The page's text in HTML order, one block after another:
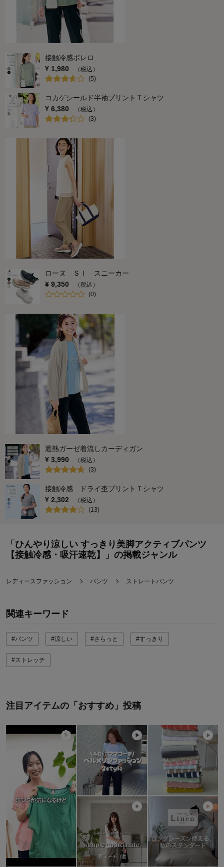
接触冷感ボレロ
¥ 1,980
（税込）
(5)
コカゲシールド半袖プリントＴシャツ
¥ 6,380
（税込）
(3)
ローヌ ＳＩ スニーカー
¥ 9,350
（税込）
(0)
遮熱ガーゼ着流しカーディガン
¥ 3,990
（税込）
(3)
接触冷感 ドライ杢プリントＴシャツ
¥ 2,302
（税込）
(13)
「ひんやり涼しい すっきり美脚アクティブパンツ
【接触冷感・吸汗速乾】」の掲載ジャンル
レディースファッション パンツ ストレートパンツ
関連キーワード
#パンツ #涼しい #さらっと #すっきり
#ストレッチ
注目アイテムの「おすすめ」投稿